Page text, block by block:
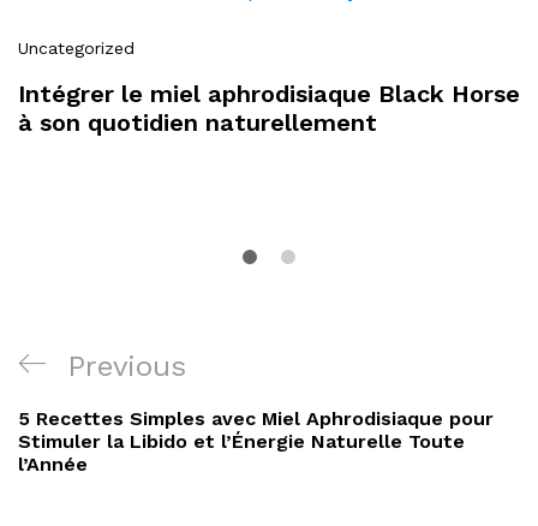
Uncategorized
Intégrer le miel aphrodisiaque Black Horse
à son quotidien naturellement
Navigation
de
l’article
Previous
Post
Previous
5 Recettes Simples avec Miel Aphrodisiaque pour
Stimuler la Libido et l’Énergie Naturelle Toute
l’Année